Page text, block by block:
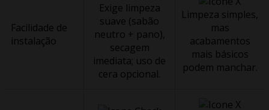
Facilidade de
instalação
Exige limpeza
suave (sabão
neutro + pano),
secagem
imediata; uso de
cera opcional.
Limpeza simples,
mas
acabamentos
mais básicos
podem manchar.